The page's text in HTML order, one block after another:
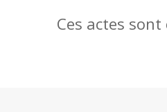
Ces actes